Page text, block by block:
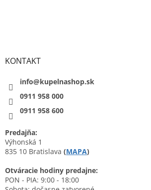
KONTAKT
info@kupelnashop.sk
0911 958 000
0911 958 600
Predajňa:
Výhonská 1
835 10 Bratislava (MAPA)
Otváracie hodiny predajne:
PON - PIA: 9:00 - 18:00